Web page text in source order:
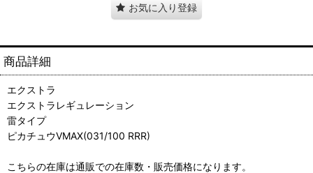
お気に入り登録
商品詳細
エクストラ
エクストラレギュレーション
雷タイプ
ピカチュウVMAX(031/100 RRR)
こちらの在庫は通販での在庫数・販売価格になります。